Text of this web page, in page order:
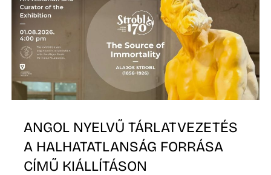
ANGOL NYELVŰ TÁRLATVEZETÉS
A HALHATATLANSÁG FORRÁSA
CÍMŰ KIÁLLÍTÁSON